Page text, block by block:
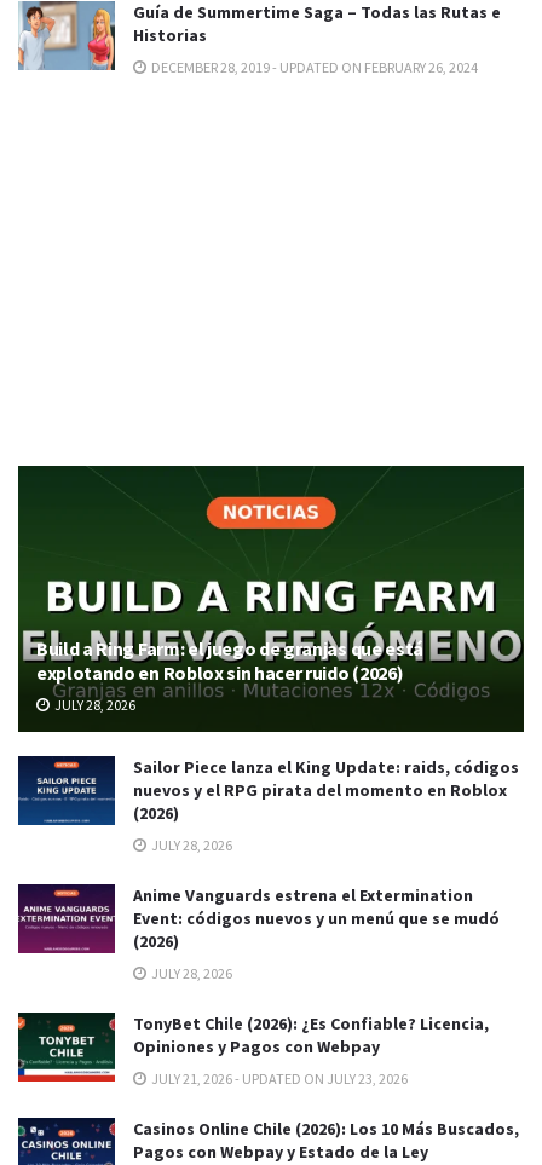
Guía de Summertime Saga – Todas las Rutas e
Historias
DECEMBER 28, 2019 - UPDATED ON FEBRUARY 26, 2024
Build a Ring Farm: el juego de granjas que está
explotando en Roblox sin hacer ruido (2026)
JULY 28, 2026
Sailor Piece lanza el King Update: raids, códigos
nuevos y el RPG pirata del momento en Roblox
(2026)
JULY 28, 2026
Anime Vanguards estrena el Extermination
Event: códigos nuevos y un menú que se mudó
(2026)
JULY 28, 2026
TonyBet Chile (2026): ¿Es Confiable? Licencia,
Opiniones y Pagos con Webpay
JULY 21, 2026 - UPDATED ON JULY 23, 2026
Casinos Online Chile (2026): Los 10 Más Buscados,
Pagos con Webpay y Estado de la Ley